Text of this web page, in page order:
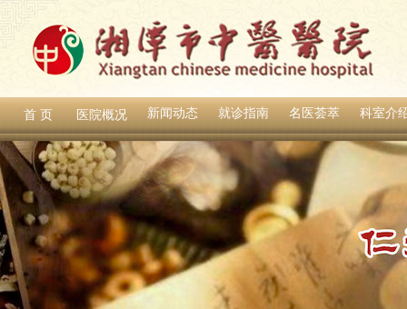
首 页 医院概况 新闻动态 就诊指南 名医荟萃 科室介